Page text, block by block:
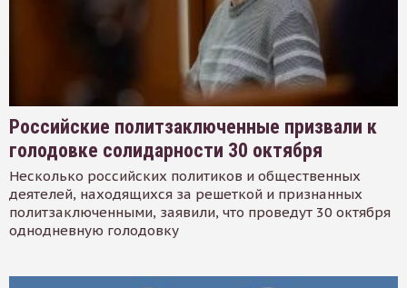
Российские политзаключенные призвали к
голодовке солидарности 30 октября
Несколько российских политиков и общественных
деятелей, находящихся за решеткой и признанных
политзаключенными, заявили, что проведут 30 октября
однодневную голодовку